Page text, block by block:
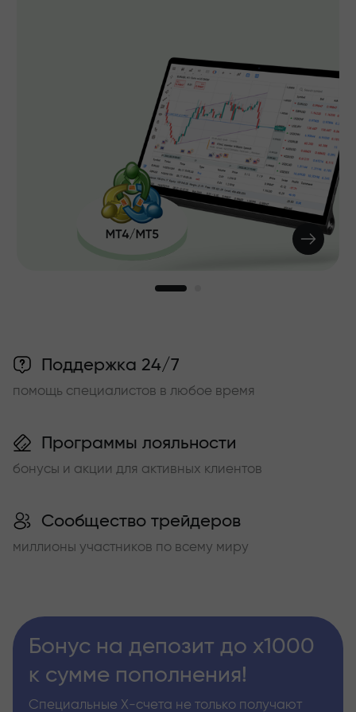
Поддержка 24/7
помощь специалистов в любое время
Программы лояльности
бонусы и акции для активных клиентов
Сообщество трейдеров
миллионы участников по всему миру
Бонус на депозит до х1000
к сумме пополнения!
Специальные Х-счета не только получают